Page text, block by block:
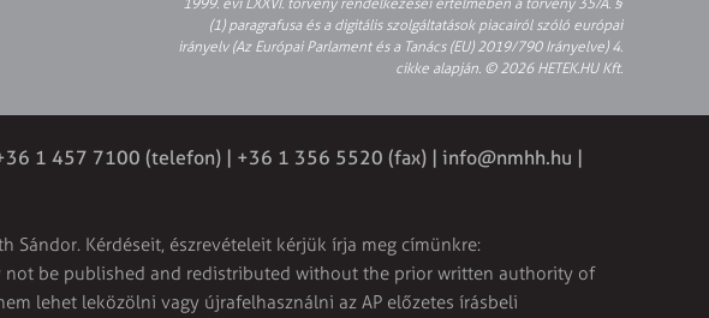
1999. évi LXXVI. törvény rendelkezései értelmében a törvény 35/A. §
(1) paragrafusa és a digitális szolgáltatások piacairól szóló európai
irányelv (Az Európai Parlament és a Tanács (EU) 2019/790 Irányelve) 4.
cikke alapján. © 2026 HETEK.HU Kft.
1 457 7100 (telefon) | +36 1 356 5520 (fax) | info@nmhh.hu |
Sándor. Kérdéseit, észrevételeit kérjük írja meg címünkre:
not be published and redistributed without the prior written authority of
lehet leközölni vagy újrafelhasználni az AP előzetes írásbeli